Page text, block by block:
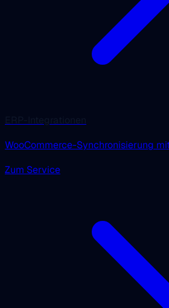
WooCommerce-Synchronisierung
Zum Service